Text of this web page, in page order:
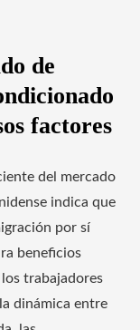
de
factores
del mercado
indica que
por sí
beneficios
trabajadores
dinámica entre